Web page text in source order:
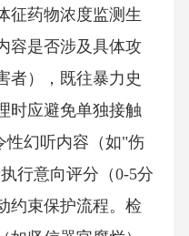
征药物浓度监测生
容是否涉及具体攻
者），既往暴力史
时应避免单独接触
性幻听内容（如"伤
行意向评分（0-5分
约束保护流程。检